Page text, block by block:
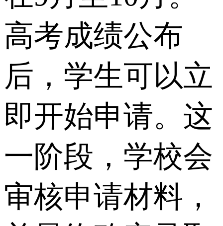
高考成绩公布
后，学生可以立
即开始申请。这
一阶段，学校会
审核申请材料，